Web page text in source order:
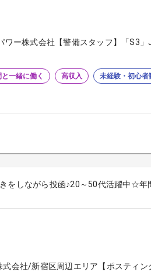
ー株式会社【警備スタッフ】「S3」
一緒に働く 高収入 未経験・初心者
をしながら投函♪20～50代活躍中☆年
会社/新宿区周辺エリア【ポスティン